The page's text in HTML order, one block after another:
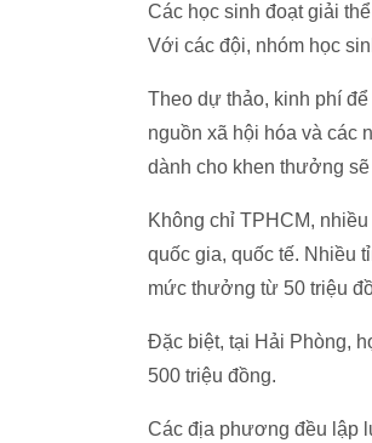
Các học sinh đoạt giải
Với các đội, nhóm học
Theo dự thảo, kinh phí
nguồn xã hội hóa và các
dành cho khen thưởng sẽ
Không chỉ TPHCM,
quốc gia, quốc tế. Nhiều
mức thưởng từ 50 triệu
Đặc biệt, tại Hải Phòng,
500 triệu đồng.
Các địa phương đều lập